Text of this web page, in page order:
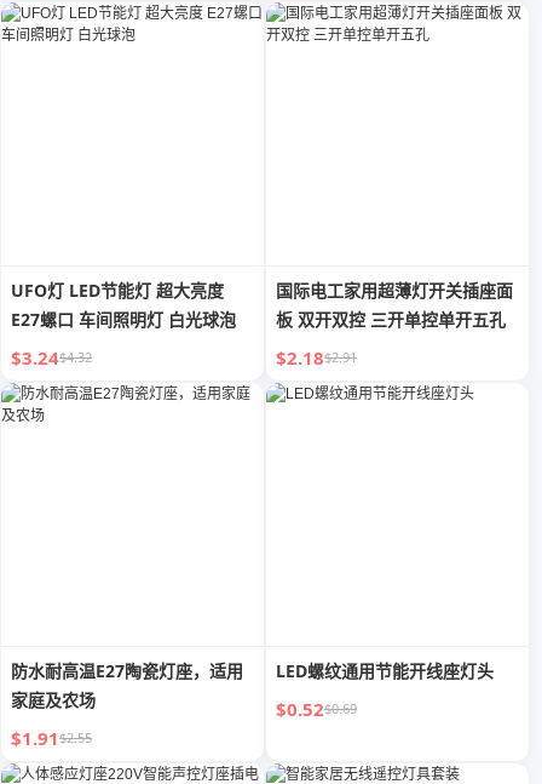
UFO灯 LED节能灯 超大亮度
E27螺口 车间照明灯 白光球泡
$3.24$4.32
国际电工家用超薄灯开关插座面
板 双开双控 三开单控单开五孔
$2.18$2.91
防水耐高温E27陶瓷灯座，适用
家庭及农场
$1.91$2.55
LED螺纹通用节能开线座灯头
$0.52$0.69